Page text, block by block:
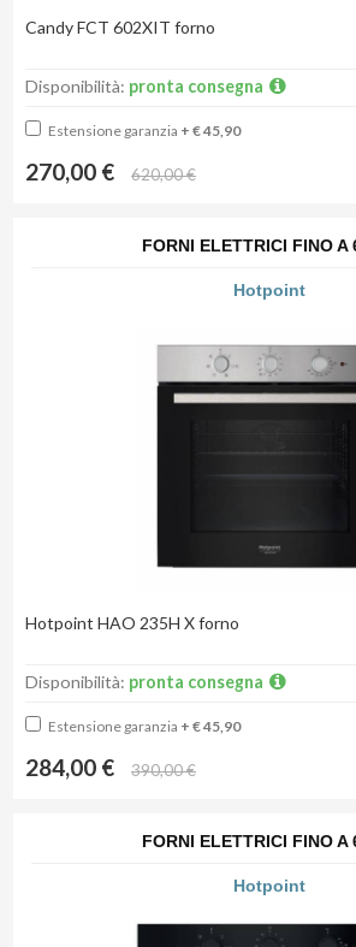
Candy FCT 602XIT forno
Disponibilità: pronta consegna
Estensione garanzia + € 45,90
270,00 € 620,00 €
FORNI ELETTRICI FINO A
Hotpoint
Hotpoint HAO 235H X forno
Disponibilità: pronta consegna
Estensione garanzia + € 45,90
284,00 € 390,00 €
FORNI ELETTRICI FINO A
Hotpoint